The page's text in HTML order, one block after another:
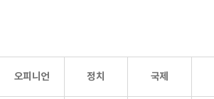
오피니언 정치 국제